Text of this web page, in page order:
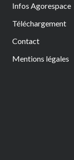
Infos Agorespace
Téléchargement
Contact
Mentions légales